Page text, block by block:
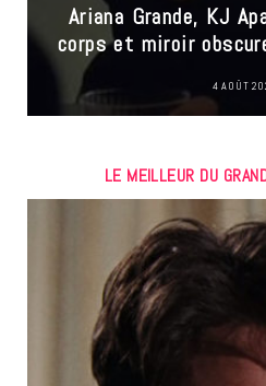
Ariana Grande, KJ
corps et miroir
4 AOÛT
LE MEILLEUR DU